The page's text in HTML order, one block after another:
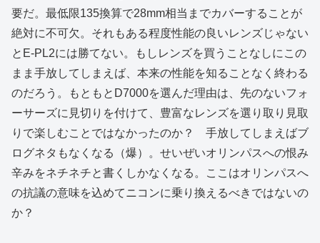
要だ。最低限135換算で28mm相当までカバーすることが
絶対に不可欠。それもある程度性能の良いレンズじゃない
とE-PL2には勝てない。もしレンズを買うことなしにこの
まま手放してしまえば、本来の性能を知ることなく終わる
のだろう。もともとD7000を選んだ理由は、先のないフォ
ーサーズに見切りを付けて、豊富なレンズを選り取り見取
りで楽しむことではなかったのか？ 手放してしまえばブ
ログネタもなくなる（爆）。せいぜいオリンパスへの恨み
辛みをネチネチと書くしかなくなる。ここはオリンパスへ
の抗議の意味を込めてニコンに乗り換えるべきではないの
か？